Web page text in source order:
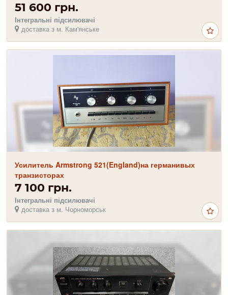
51 600 грн.
Інтегральні підсилювачі
доставка з м. Кам'янське
Усилитель Armstrong 521(England)на германивых
транзисторах
7 100 грн.
Інтегральні підсилювачі
доставка з м. Чорноморськ